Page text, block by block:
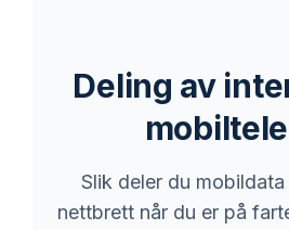
Deling av
Slik deler du
nettbrett når du er på